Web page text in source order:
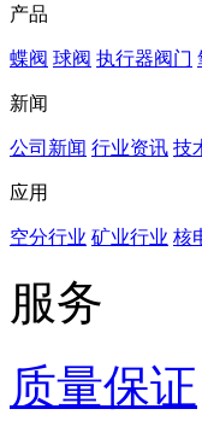
产品
蝶阀 球阀 执行器阀门
新闻
公司新闻 行业资讯 技
应用
空分行业 矿业行业 核
服务
质量保证